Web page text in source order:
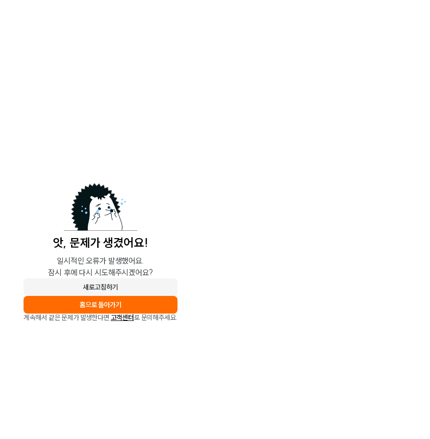
앗, 문제가 생겼어요!
일시적인 오류가 발생했어요.
잠시 후에 다시 시도해주시겠어요?
새로고침하기
홈으로 돌아가기
계속해서 같은 문제가 발생한다면 고객센터로 문의해주세요.